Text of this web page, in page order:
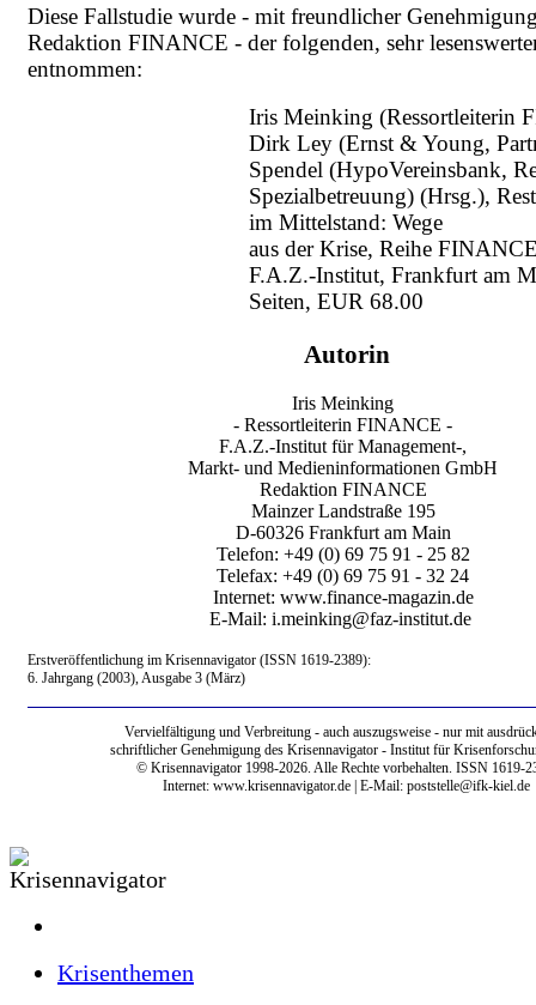
Diese Fallstudie wurde - mit freundlicher
Redaktion FINANCE - der folgenden, sehr
entnommen:
Iris Meinking (Ressortleiterin
Dirk Ley (Ernst & Young,
Spendel (HypoVereinsbank,
Spezialbetreuung) (Hrsg.),
im Mittelstand: Wege
aus der Krise, Reihe
F.A.Z.-Institut, Frankfurt am
Seiten, EUR 68.00
Autorin
Iris Meinking
- Ressortleiterin FINANCE -
F.A.Z.-Institut für Management-,
Markt- und Medieninformationen GmbH
Redaktion FINANCE
Mainzer Landstraße 195
D-60326 Frankfurt am Main
Telefon: +49 (0) 69 75 91 - 25 82
Telefax: +49 (0) 69 75 91 - 32 24
Internet: www.finance-magazin.de
E-Mail: i.meinking@faz-institut.de
Erstveröffentlichung im Krisennavigator (ISSN 1619-2389):
6. Jahrgang (2003), Ausgabe 3 (März)
Vervielfältigung und Verbreitung - auch auszugsweise - nur mit
schriftlicher Genehmigung des Krisennavigator - Institut für
© Krisennavigator 1998-2026. Alle Rechte vorbehalten. ISSN 1619-
Internet: www.krisennavigator.de | E-Mail: poststelle@ifk-kiel.de
Krisenthemen